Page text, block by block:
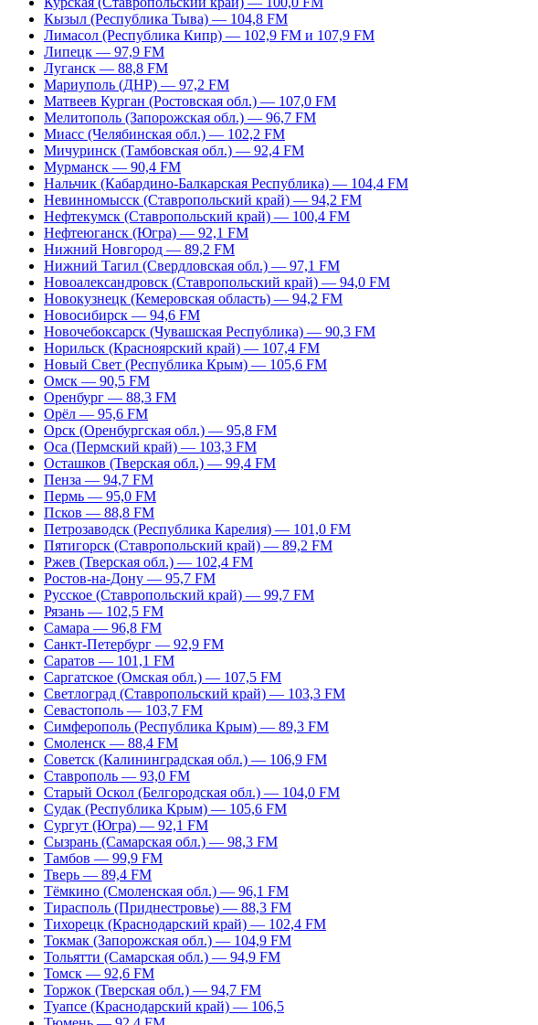
Кызыл (Республика Тыва) — 104,8 FM
Лимасол (Республика Кипр) — 102,9 FM и 107,9 FM
Липецк — 97,9 FM
Луганск — 88,8 FM
Мариуполь (ДНР) — 97,2 FM
Матвеев Курган (Ростовская обл.) — 107,0 FM
Мелитополь (Запорожская обл.) — 96,7 FM
Миасс (Челябинская обл.) — 102,2 FM
Мичуринск (Тамбовская обл.) — 92,4 FM
Мурманск — 90,4 FM
Нальчик (Кабардино-Балкарская Республика) — 104,4 FM
Невинномысск (Ставропольский край) — 94,2 FM
Нефтекумск (Ставропольский край) — 100,4 FM
Нефтеюганск (Югра) — 92,1 FM
Нижний Новгород — 89,2 FM
Нижний Тагил (Свердловская обл.) — 97,1 FM
Новоалександровск (Ставропольский край) — 94,0 FM
Новокузнецк (Кемеровская область) — 94,2 FM
Новосибирск — 94,6 FM
Новочебоксарск (Чувашская Республика) — 90,3 FM
Норильск (Красноярский край) — 107,4 FM
Новый Свет (Республика Крым) — 105,6 FM
Омск — 90,5 FM
Оренбург — 88,3 FM
Орёл — 95,6 FM
Орск (Оренбургская обл.) — 95,8 FM
Оса (Пермский край) — 103,3 FM
Осташков (Тверская обл.) — 99,4 FM
Пенза — 94,7 FM
Пермь — 95,0 FM
Псков — 88,8 FM
Петрозаводск (Республика Карелия) — 101,0 FM
Пятигорск (Ставропольский край) — 89,2 FM
Ржев (Тверская обл.) — 102,4 FM
Ростов-на-Дону — 95,7 FM
Русское (Ставропольский край) — 99,7 FM
Рязань — 102,5 FM
Самара — 96,8 FM
Санкт-Петербург — 92,9 FM
Саратов — 101,1 FM
Саргатское (Омская обл.) — 107,5 FM
Светлоград (Ставропольский край) — 103,3 FM
Севастополь — 103,7 FM
Симферополь (Республика Крым) — 89,3 FM
Смоленск — 88,4 FM
Советск (Калининградская обл.) — 106,9 FM
Ставрополь — 93,0 FM
Старый Оскол (Белгородская обл.) — 104,0 FM
Судак (Республика Крым) — 105,6 FM
Сургут (Югра) — 92,1 FM
Сызрань (Самарская обл.) — 98,3 FM
Тамбов — 99,9 FM
Тверь — 89,4 FM
Тёмкино (Смоленская обл.) — 96,1 FM
Тирасполь (Приднестровье) — 88,3 FM
Тихорецк (Краснодарский край) — 102,4 FM
Токмак (Запорожская обл.) — 104,9 FM
Тольятти (Самарская обл.) — 94,9 FM
Томск — 92,6 FM
Торжок (Тверская обл.) — 94,7 FM
Туапсе (Краснодарский край) — 106,5